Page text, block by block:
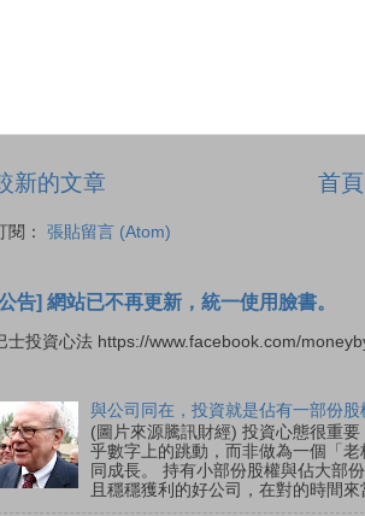
新的文章 首頁
閱： 張貼留言 (Atom)
告] 網站已不再更新，統一使用臉書。
士投資心法 https://www.facebook.com/
與公司同在，投資就是佔有一部份股
(圖片來源騰訊財經) 投資心態很重
乎數字上的跳動，而非做為一個「
同成長。 持有小部份股權與佔大部
且穩穩獲利的好公司，在對的時間來